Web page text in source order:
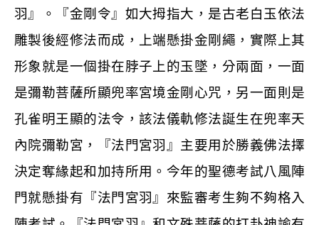
羽』。『金剛令』如大拇指大，是古老白玉依法
雕製後經修法而成，上端懸掛金剛繩，實際上其
形象就是一個掛在脖子上的玉墜，分兩面，一面
是彌勒菩薩所顯兜率宮境金剛心咒，另一面則是
孔雀明王顯的法令，該法儀軌修法誕生在兜率天
內院彌勒宮，『法門宮羽』主要用於勝義佛法擇
決定奪緣起和加持所用。今年的聖德考試八風陣
門就懸掛有『法門宮羽』來監審考生夠不夠格入